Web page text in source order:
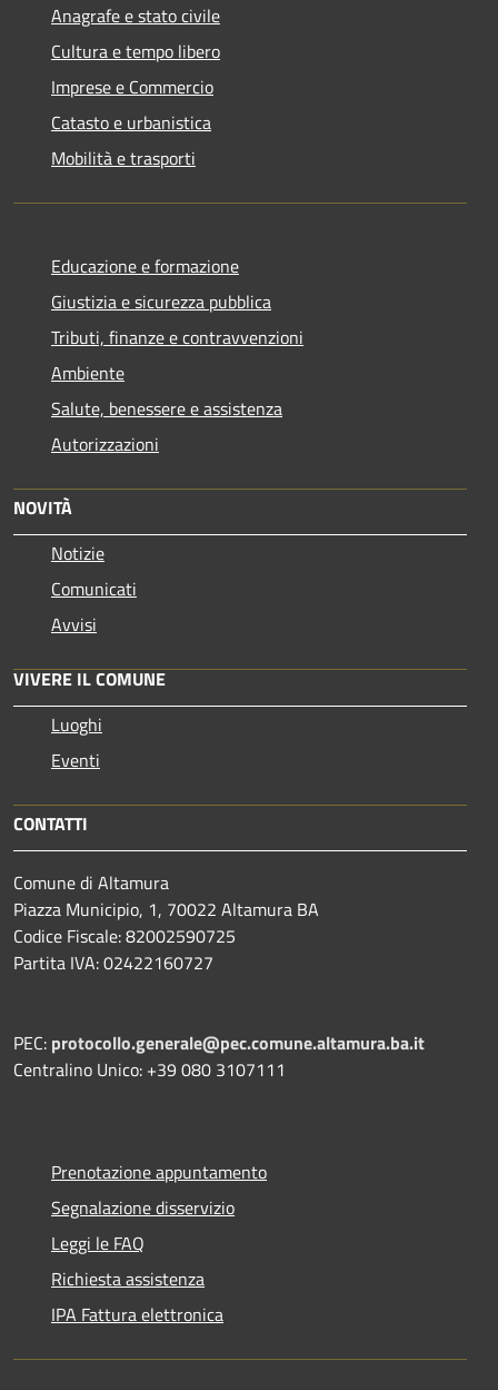
Anagrafe e stato civile
Cultura e tempo libero
Imprese e Commercio
Catasto e urbanistica
Mobilità e trasporti
Educazione e formazione
Giustizia e sicurezza pubblica
Tributi, finanze e contravvenzioni
Ambiente
Salute, benessere e assistenza
Autorizzazioni
NOVITÀ
Notizie
Comunicati
Avvisi
VIVERE IL COMUNE
Luoghi
Eventi
CONTATTI
Comune di Altamura
Piazza Municipio, 1, 70022 Altamura BA
Codice Fiscale: 82002590725
Partita IVA: 02422160727
PEC: protocollo.generale@pec.comune.altamura.ba.it
Centralino Unico: +39 080 3107111
Prenotazione appuntamento
Segnalazione disservizio
Leggi le FAQ
Richiesta assistenza
IPA Fattura elettronica